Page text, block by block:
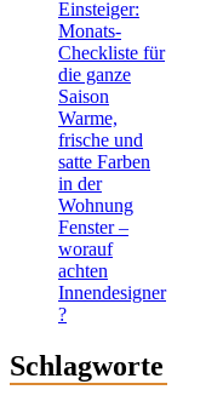
Einsteiger:
Monats-
Checkliste für
die ganze
Saison
Warme,
frische und
satte Farben
in der
Wohnung
Fenster –
worauf
achten
Innendesigner
?
Schlagworte